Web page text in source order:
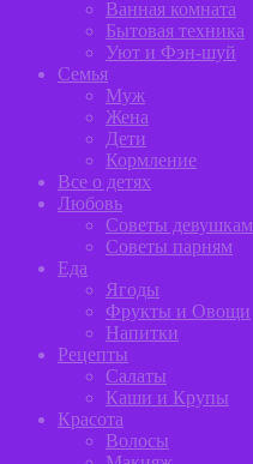
Ванная комната
Бытовая техника
Уют и Фэн-шуй
Семья
Муж
Жена
Дети
Кормление
Все о детях
Любовь
Советы девушкам
Советы парням
Еда
Ягоды
Фрукты и Овощи
Напитки
Рецепты
Салаты
Каши и Крупы
Красота
Волосы